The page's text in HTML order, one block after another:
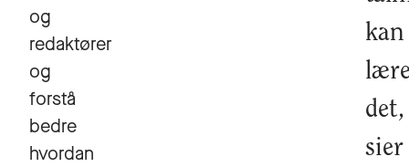
og
redaktører
og
forstå
bedre
hvordan
kan
det,
sier